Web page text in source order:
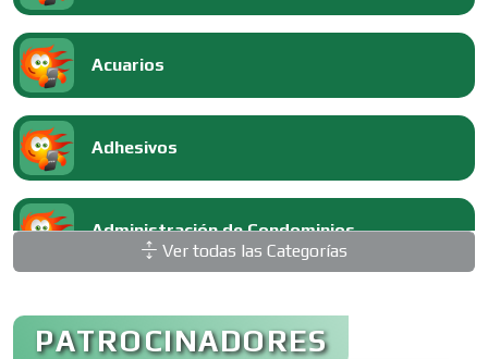
Acuarios
Adhesivos
Administración de Condominios
Administración de Empresas
Ver todas las Categorías
PATROCINADORES